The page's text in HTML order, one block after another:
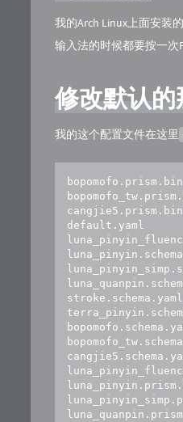
我的Arch Linux上面安装
输入法的时候都要按一次
修改默认
我的这个配置文件在这里